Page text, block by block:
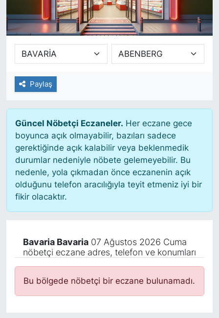
Paylaş
Güncel Nöbetçi Eczaneler. Her eczane gece
boyunca açık olmayabilir, bazıları sadece
gerektiğinde açık kalabilir veya beklenmedik
durumlar nedeniyle nöbete gelemeyebilir. Bu
nedenle, yola çıkmadan önce eczanenin açık
olduğunu telefon aracılığıyla teyit etmeniz iyi bir
fikir olacaktır.
Bavaria Bavaria07 Ağustos 2026 Cuma
nöbetçi eczane adres, telefon ve konumları
Bu bölgede nöbetçi bir eczane bulunamadı.
SİYASET
SAĞLIK